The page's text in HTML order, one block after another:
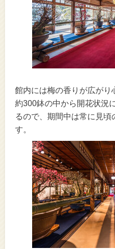
館内には梅の香りが広がり
約300鉢の中から開花状況
るので、期間中は常に見頃
す。